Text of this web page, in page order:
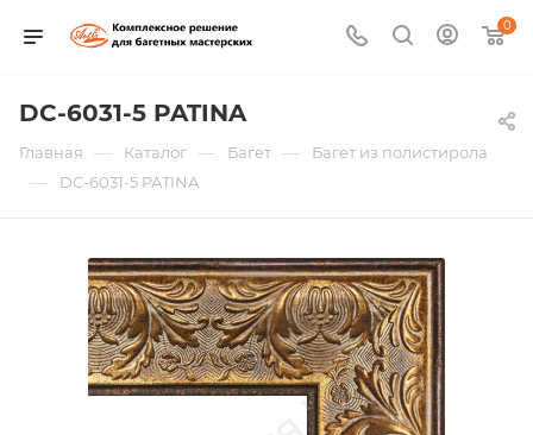
0
DC-6031-5 PATINA
Главная — Каталог — Багет — Багет из полистирола
— DC-6031-5 PATINA